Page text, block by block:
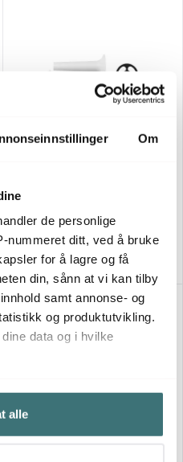
Om
de personlige
nummeret ditt, ved å bruke
for å lagre og få
din, sånn at vi kan tilby
samt annonse- og
og produktutvikling.
data og i hvilke
gjerne:
den geografiske
være nøyaktig innenfor
alle
5KSMSSA hvit/svart
Få på lager